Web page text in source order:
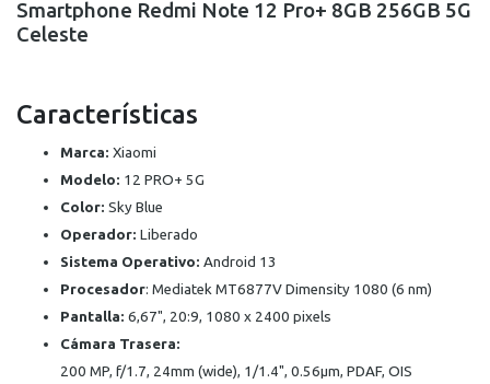
Smartphone Redmi Note 12 Pro+ 8GB 256GB 5G
Celeste
Características
Marca: Xiaomi
Modelo: 12 PRO+ 5G
Color: Sky Blue
Operador: Liberado
Sistema Operativo: Android 13
Procesador: Mediatek MT6877V Dimensity 1080 (6 nm)
Pantalla: 6,67", 20:9, 1080 x 2400 pixels
Cámara Trasera:
200 MP, f/1.7, 24mm (wide), 1/1.4", 0.56μm, PDAF, OIS